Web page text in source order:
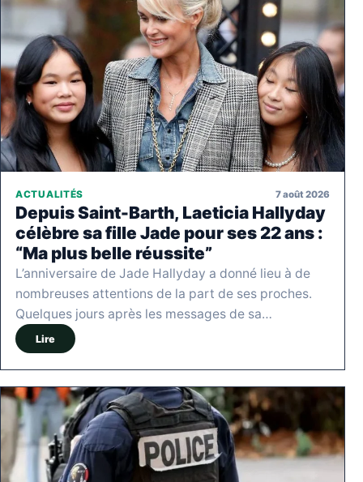
ACTUALITÉS 7 août 2026
Depuis Saint-Barth, Laeticia Hallyday
célèbre sa fille Jade pour ses 22 ans :
“Ma plus belle réussite”
L’anniversaire de Jade Hallyday a donné lieu à de
nombreuses attentions de la part de ses proches.
Quelques jours après les messages de sa…
Lire